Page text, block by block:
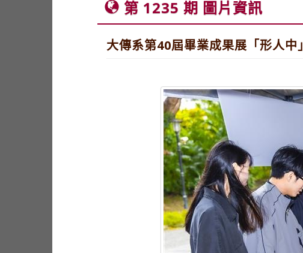
第 1235 期 圖片資訊
大傳系第40屆畢業成果展「形人中」